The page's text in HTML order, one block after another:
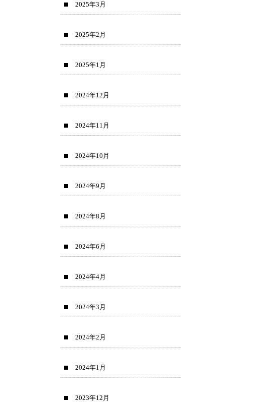
2025年3月
2025年2月
2025年1月
2024年12月
2024年11月
2024年10月
2024年9月
2024年8月
2024年6月
2024年4月
2024年3月
2024年2月
2024年1月
2023年12月